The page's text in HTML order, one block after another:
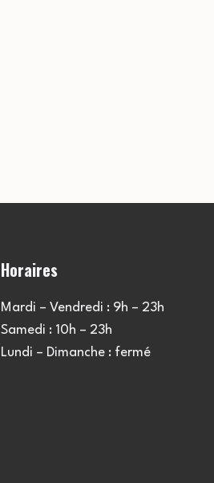
Horaires
Mardi – Vendredi : 9h – 23h
Samedi : 10h – 23h
Lundi – Dimanche : fermé